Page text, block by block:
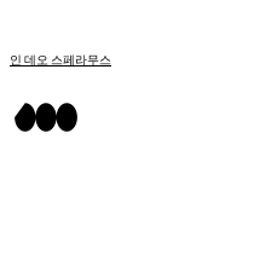
인 데오 스페라무스